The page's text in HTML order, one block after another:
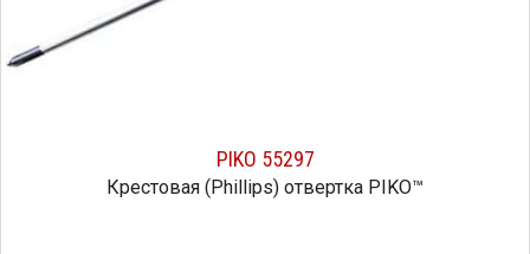
PIKO 55297
Крестовая (Phillips) отвертка PIKO™